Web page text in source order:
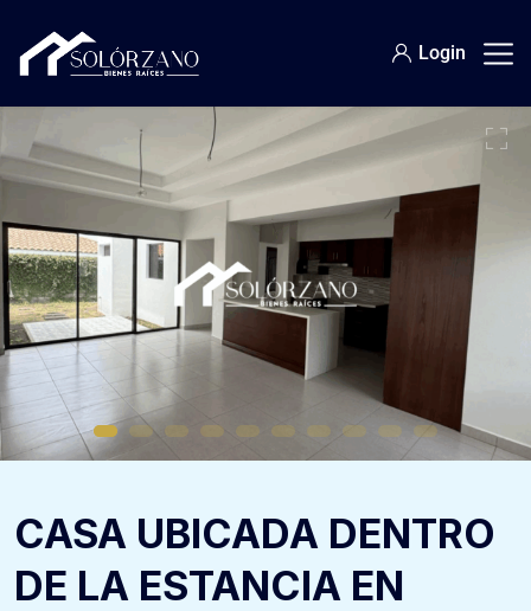
Login
CASA UBICADA DENTRO
DE LA ESTANCIA EN